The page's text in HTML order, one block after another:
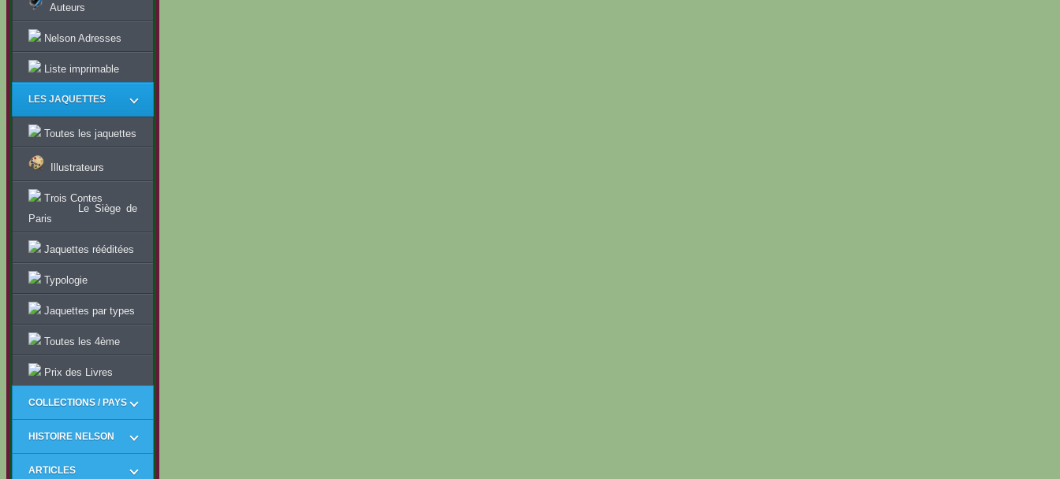
Auteurs
Nelson Adresses
Liste imprimable
LES JAQUETTES
Toutes les jaquettes
Illustrateurs
Trois Contes
Le Siège de
Paris
Jaquettes rééditées
Typologie
Jaquettes par types
Toutes les 4ème
Prix des Livres
COLLECTIONS / PAYS
HISTOIRE NELSON
ARTICLES